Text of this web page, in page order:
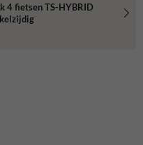
4 fietsen TS-HYBRID